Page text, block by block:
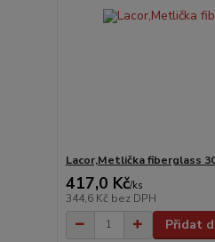
Lacor,Metlička fiberglass
417,0 Kč/ks
344,6 Kč bez DPH
Přidat